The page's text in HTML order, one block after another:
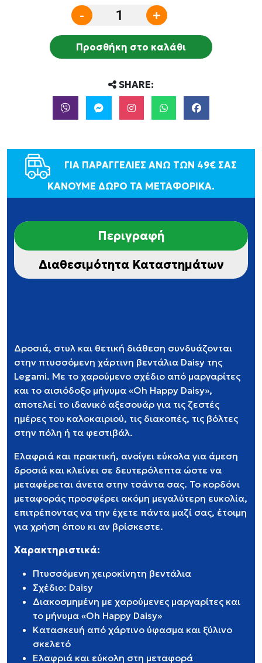
- +
Προσθήκη στο καλάθι
SHARE:
ΓΙΑ ΠΑΡΑΓΓΕΛΙΕΣ ΑΝΩ ΤΩΝ 49€ ΣΑΣ
ΚΑΝΟΥΜΕ ΔΩΡΟ ΤΑ ΜΕΤΑΦΟΡΙΚΑ.
Περιγραφή
Διαθεσιμότητα Καταστημάτων
Δροσιά, στυλ και θετική διάθεση συνδυάζονται
στην πτυσσόμενη χάρτινη βεντάλια Daisy της
Legami. Με το χαρούμενο σχέδιο από μαργαρίτες
και το αισιόδοξο μήνυμα «Oh Happy Daisy»,
αποτελεί το ιδανικό αξεσουάρ για τις ζεστές
ημέρες του καλοκαιριού, τις διακοπές, τις βόλτες
στην πόλη ή τα φεστιβάλ.
Ελαφριά και πρακτική, ανοίγει εύκολα για άμεση
δροσιά και κλείνει σε δευτερόλεπτα ώστε να
μεταφέρεται άνετα στην τσάντα σας. Το κορδόνι
μεταφοράς προσφέρει ακόμη μεγαλύτερη ευκολία,
επιτρέποντας να την έχετε πάντα μαζί σας, έτοιμη
για χρήση όπου κι αν βρίσκεστε.
Χαρακτηριστικά:
Πτυσσόμενη χειροκίνητη βεντάλια
Σχέδιο: Daisy
Διακοσμημένη με χαρούμενες μαργαρίτες και
το μήνυμα «Oh Happy Daisy»
Κατασκευή από χάρτινο ύφασμα και ξύλινο
σκελετό
Ελαφριά και εύκολη στη μεταφορά